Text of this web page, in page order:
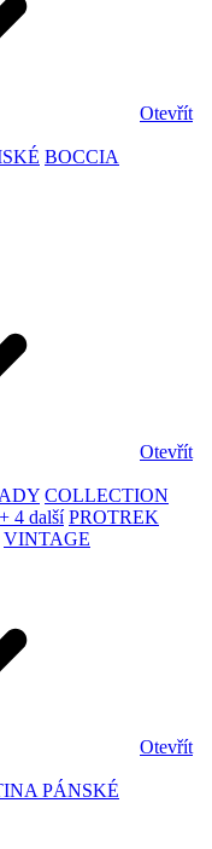
Otevřít
BOCCIA
Otevřít
COLLECTION
+ 4 další PROTREK
VINTAGE
Otevřít
PÁNSKÉ